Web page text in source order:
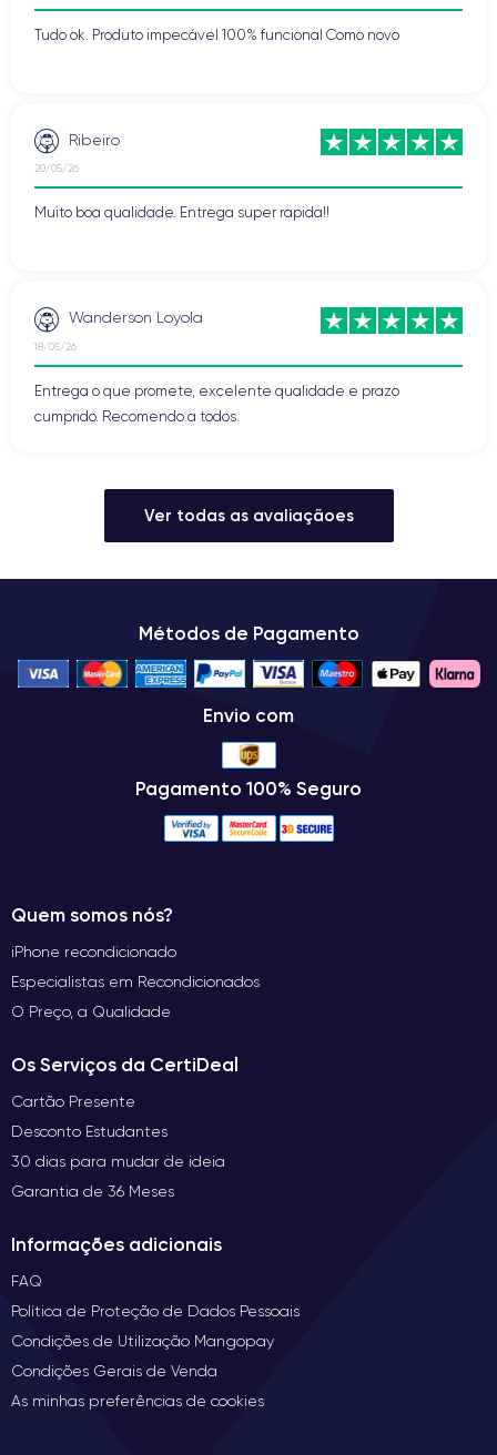
Tudo ok. Produto impecável 100% funcional Como novo
Ribeiro
20/05/26
Muito boa qualidade. Entrega super rapida!!
Wanderson Loyola
18/05/26
Entrega o que promete, excelente qualidade e prazo
cumprido. Recomendo a todos.
Ver todas as avaliaçãoes
Métodos de Pagamento
Envio com
Pagamento 100% Seguro
Quem somos nós?
iPhone recondicionado
Especialistas em Recondicionados
O Preço, a Qualidade
Os Serviços da CertiDeal
Cartão Presente
Desconto Estudantes
30 dias para mudar de ideia
Garantia de 36 Meses
Informações adicionais
FAQ
Política de Proteção de Dados Pessoais
Condições de Utilização Mangopay
Condições Gerais de Venda
As minhas preferências de cookies